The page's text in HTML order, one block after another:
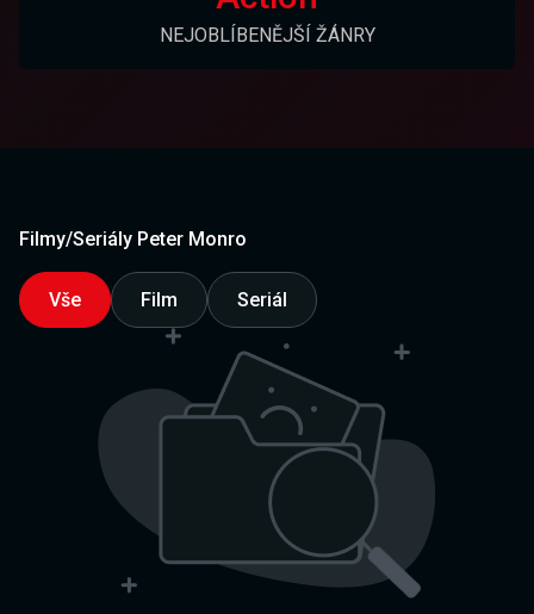
NEJOBLÍBENĚJŠÍ ŽÁNRY
Filmy/Seriály Peter Monro
Vše Film Seriál